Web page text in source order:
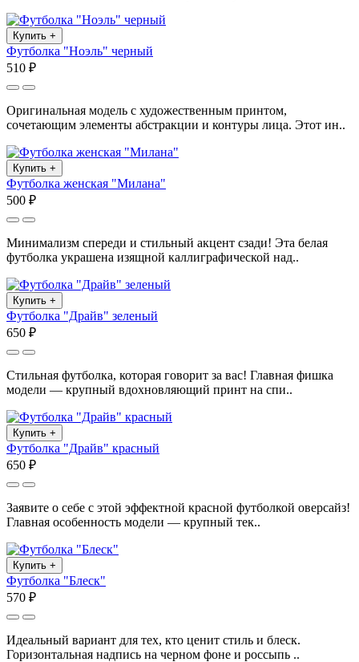
Купить +
Футболка "Ноэль" черный
510 ₽
Оригинальная модель с художественным принтом,
сочетающим элементы абстракции и контуры лица. Этот ин..
Купить +
Футболка женская "Милана"
500 ₽
Минимализм спереди и стильный акцент сзади! Эта белая
футболка украшена изящной каллиграфической над..
Купить +
Футболка "Драйв" зеленый
650 ₽
Стильная футболка, которая говорит за вас! Главная фишка
модели — крупный вдохновляющий принт на спи..
Купить +
Футболка "Драйв" красный
650 ₽
Заявите о себе с этой эффектной красной футболкой оверсайз!
Главная особенность модели — крупный тек..
Купить +
Футболка "Блеск"
570 ₽
Идеальный вариант для тех, кто ценит стиль и блеск.
Горизонтальная надпись на черном фоне и россыпь ..